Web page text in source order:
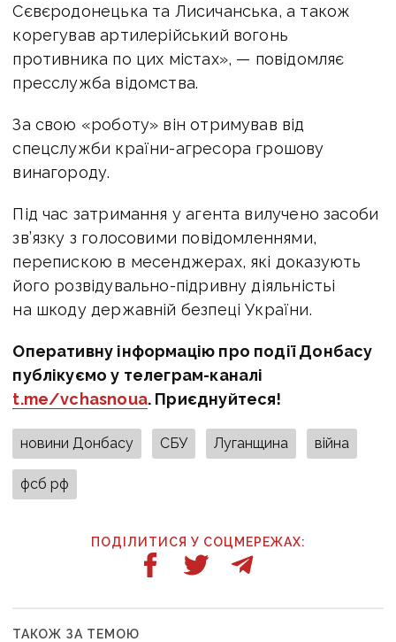
Сєвєродонецька та Лисичанська, а також
корегував артилерійський вогонь
противника по цих містах», — повідомляє
пресслужба відомства.
За свою «роботу» він отримував від
спецслужби країни-агресора грошову
винагороду.
Під час затримання у агента вилучено засоби
зв’язку з голосовими повідомленнями,
перепискою в месенджерах, які доказують
його розвідувально-підривну діяльністьі
на шкоду державній безпеці України.
Оперативну інформацію про події Донбасу
публікуємо у телеграм-каналі
t.me/vchasnoua. Приєднуйтеся!
новини Донбасу СБУ Луганщина війна
фсб рф
ПОДІЛИТИСЯ У СОЦМЕРЕЖАХ:
ТАКОЖ ЗА ТЕМОЮ